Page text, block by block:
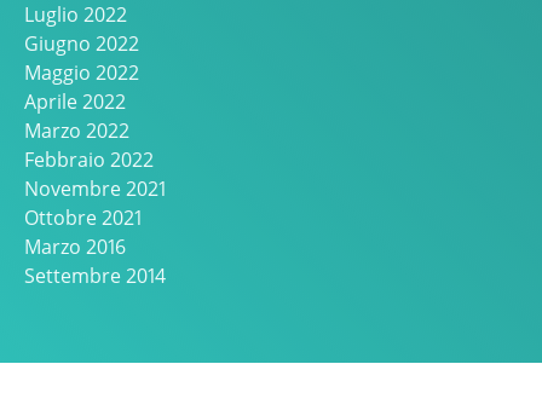
Luglio 2022
Giugno 2022
Maggio 2022
Aprile 2022
Marzo 2022
Febbraio 2022
Novembre 2021
Ottobre 2021
Marzo 2016
Settembre 2014